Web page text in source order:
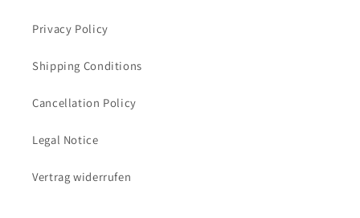
Privacy Policy
Shipping Conditions
Cancellation Policy
Legal Notice
Vertrag widerrufen